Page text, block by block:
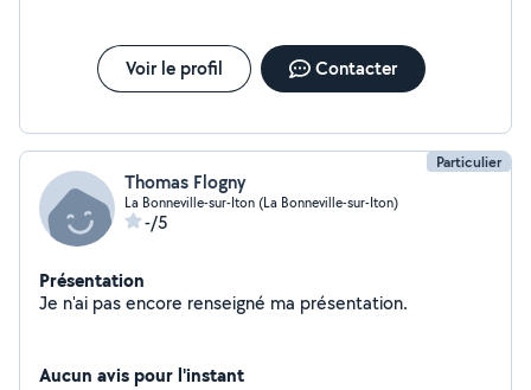
Voir le profil Contacter
Particulier
Thomas Flogny
La Bonneville-sur-Iton (La Bonneville-sur-Iton)
-/5
Présentation
Je n'ai pas encore renseigné ma présentation.
Aucun avis pour l'instant